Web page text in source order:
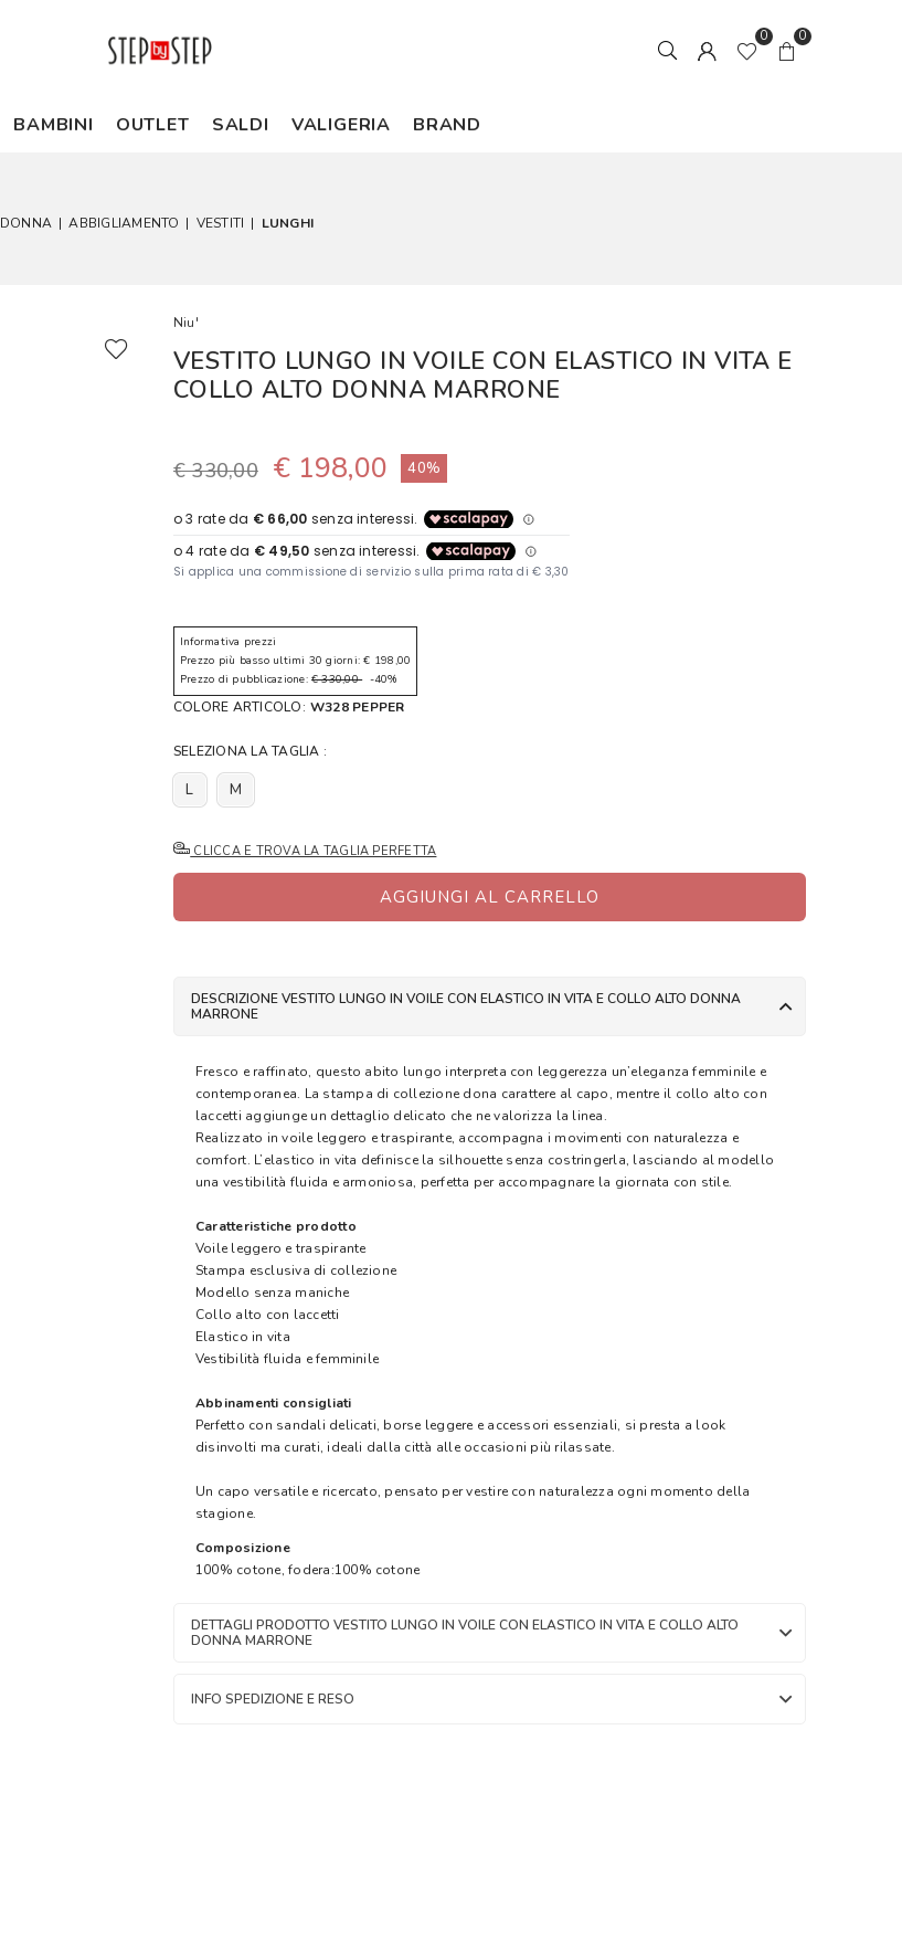
0 0
BAMBINI OUTLET SALDI VALIGERIA BRAND
DONNA | ABBIGLIAMENTO | VESTITI | LUNGHI
Niu'
VESTITO LUNGO IN VOILE CON ELASTICO IN VITA E
COLLO ALTO DONNA MARRONE
€ 330,00 € 198,00 40%
Informativa prezzi
Prezzo più basso ultimi 30 giorni: € 198,00
Prezzo di pubblicazione: € 330,00-40%
COLORE ARTICOLO: W328 PEPPER
SELEZIONA LA TAGLIA :
L M
CLICCA E TROVA LA TAGLIA PERFETTA
AGGIUNGI AL CARRELLO
DESCRIZIONE VESTITO LUNGO IN VOILE CON ELASTICO IN VITA E COLLO ALTO DONNA
MARRONE
Fresco e raffinato, questo abito lungo interpreta con leggerezza un’eleganza femminile e
contemporanea. La stampa di collezione dona carattere al capo, mentre il collo alto con
laccetti aggiunge un dettaglio delicato che ne valorizza la linea.
Realizzato in voile leggero e traspirante, accompagna i movimenti con naturalezza e
comfort. L’elastico in vita definisce la silhouette senza costringerla, lasciando al modello
una vestibilità fluida e armoniosa, perfetta per accompagnare la giornata con stile.
Caratteristiche prodotto
Voile leggero e traspirante
Stampa esclusiva di collezione
Modello senza maniche
Collo alto con laccetti
Elastico in vita
Vestibilità fluida e femminile
Abbinamenti consigliati
Perfetto con sandali delicati, borse leggere e accessori essenziali, si presta a look
disinvolti ma curati, ideali dalla città alle occasioni più rilassate.
Un capo versatile e ricercato, pensato per vestire con naturalezza ogni momento della
stagione.
Composizione
100% cotone, fodera:100% cotone
DETTAGLI PRODOTTO VESTITO LUNGO IN VOILE CON ELASTICO IN VITA E COLLO ALTO
DONNA MARRONE
INFO SPEDIZIONE E RESO